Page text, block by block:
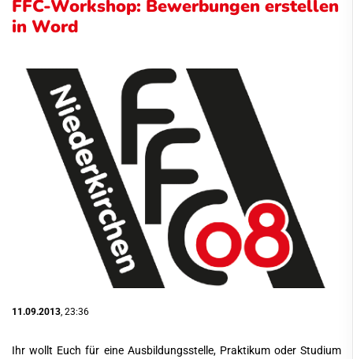
FFC-Workshop: Bewerbungen erstellen
in Word
11.09.2013 , 23:36
Ihr wollt Euch für eine Ausbildungsstelle, Praktikum oder Studium